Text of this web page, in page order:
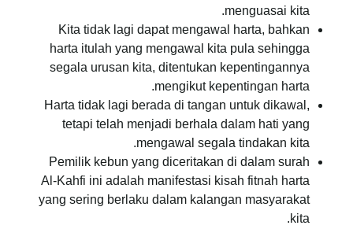
menguasai kita.
Kita tidak lagi dapat mengawal harta, bahkan
harta itulah yang mengawal kita pula sehingga
segala urusan kita, ditentukan kepentingannya
mengikut kepentingan harta.
Harta tidak lagi berada di tangan untuk dikawal,
tetapi telah menjadi berhala dalam hati yang
mengawal segala tindakan kita.
Pemilik kebun yang diceritakan di dalam surah
Al-Kahfi ini adalah manifestasi kisah fitnah harta
yang sering berlaku dalam kalangan masyarakat
kita.